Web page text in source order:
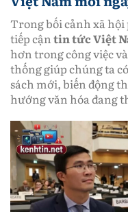
Trong bối cảnh xã
tiếp cậntin tức Việt
hơn trong công việc
thống giúp chúng ta
sách mới, biến động
hướng văn hóa đang